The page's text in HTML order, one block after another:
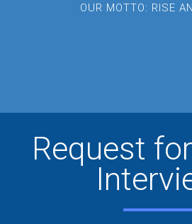
OUR MOTTO: RISE
Request